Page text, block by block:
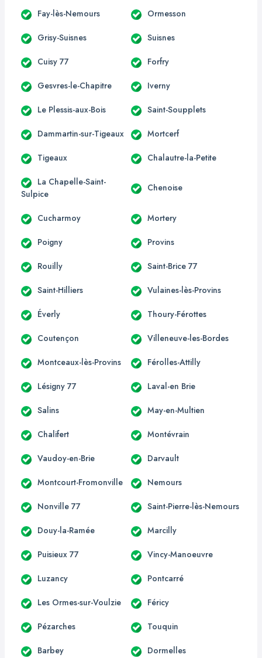
Fay-lès-Nemours Ormesson
Grisy-Suisnes Suisnes
Cuisy 77 Forfry
Gesvres-le-Chapitre Iverny
Le Plessis-aux-Bois Saint-Soupplets
Dammartin-sur-Tigeaux Mortcerf
Tigeaux Chalautre-la-Petite
La Chapelle-Saint-
Sulpice
Chenoise
Cucharmoy Mortery
Poigny Provins
Rouilly Saint-Brice 77
Saint-Hilliers Vulaines-lès-Provins
Éverly Thoury-Férottes
Coutençon Villeneuve-les-Bordes
Montceaux-lès-Provins Férolles-Attilly
Lésigny 77 Laval-en Brie
Salins May-en-Multien
Chalifert Montévrain
Vaudoy-en-Brie Darvault
Montcourt-Fromonville Nemours
Nonville 77 Saint-Pierre-lès-Nemours
Douy-la-Ramée Marcilly
Puisieux 77 Vincy-Manoeuvre
Luzancy Pontcarré
Les Ormes-sur-Voulzie Féricy
Pézarches Touquin
Barbey Dormelles